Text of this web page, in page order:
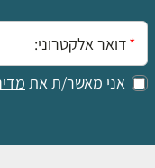
אימייל:
אני מאשר/ת את